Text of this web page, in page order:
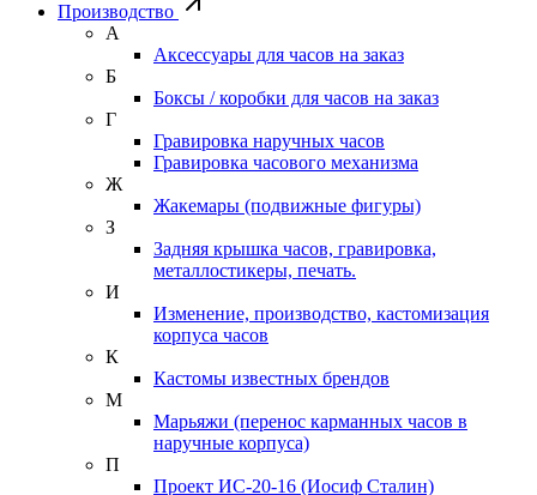
Производство
А
Аксессуары для часов на заказ
Б
Боксы / коробки для часов на заказ
Г
Гравировка наручных часов
Гравировка часового механизма
Ж
Жакемары (подвижные фигуры)
З
Задняя крышка часов, гравировка,
металлостикеры, печать.
И
Изменение, производство, кастомизация
корпуса часов
К
Кастомы известных брендов
М
Марьяжи (перенос карманных часов в
наручные корпуса)
П
Проект ИС-20-16 (Иосиф Сталин)